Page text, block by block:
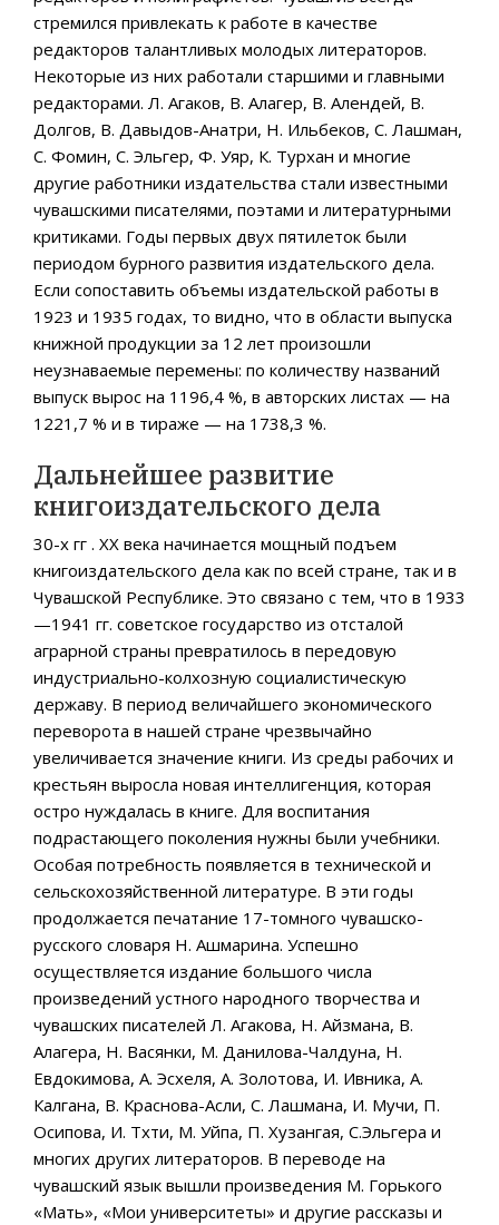
стремился привлекать к работе в качестве
редакторов талантливых молодых литераторов.
Некоторые из них работали старшими и главными
редакторами. Л. Агаков, В. Алагер, B. Алендей, В.
Долгов, В. Давыдов-Анатри, Н. Ильбеков, С. Лашман,
С. Фомин, C. Эльгер, Ф. Уяр, К. Турхан и многие
другие работники издательства стали известными
чувашскими писателями, поэтами и литературными
критиками. Годы первых двух пятилеток были
периодом бурного развития издательского дела.
Если сопоставить объемы издательской работы в
1923 и 1935 годах, то видно, что в области выпуска
книжной продукции за 12 лет произошли
неузнаваемые перемены: по количеству названий
выпуск вырос на 1196,4 %, в авторских листах — на
1221,7 % и в тираже — на 1738,3 %.
Дальнейшее развитие
книгоиздательского дела
30-х гг . ХХ века начинается мощный подъем
книгоиздательского дела как по всей стране, так и в
Чувашской Республике. Это связано с тем, что в 1933
—1941 гг. советское государство из отсталой
аграрной страны превратилось в передовую
индустриально-колхозную социалистическую
державу. В период величайшего экономического
переворота в нашей стране чрезвычайно
увеличивается значение книги. Из среды рабочих и
крестьян выросла новая интеллигенция, которая
остро нуждалась в книге. Для воспитания
подрастающего поколения нужны были учебники.
Особая потребность появляется в технической и
сельскохозяйственной литературе. В эти годы
продолжается печатание 17-томного чувашско-
русского словаря Н. Ашмарина. Успешно
осуществляется издание большого числа
произведений устного народного творчества и
чувашских писателей Л. Агакова, Н. Айзмана, B.
Алагера, Н. Васянки, М. Данилова-Чалдуна, Н.
Евдокимова, А. Эсхеля, А. Золотова, И. Ивника, А.
Калгана, В. Краснова-Асли, С. Лашмана, И. Мучи, П.
Осипова, И. Тхти, М. Уйпа, П. Хузангая, C.Эльгера и
многих других литераторов. В переводе на
чувашский язык вышли произведения М. Горького
«Мать», «Мои университеты» и другие рассказы и